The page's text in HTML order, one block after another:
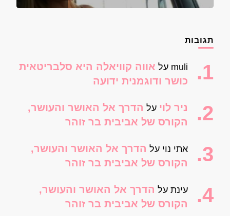
תגובות
muli על אווה קוויאלה היא סלבריטאית
כושר ודוגמנית ידועה
ניר לוי על הדרך אל האושר והעושר,
הקורס של אביבית בר זוהר
אתי נוי על הדרך אל האושר והעושר,
הקורס של אביבית בר זוהר
עינת על הדרך אל האושר והעושר,
הקורס של אביבית בר זוהר